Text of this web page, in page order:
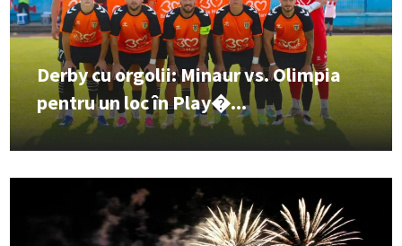
Derby cu orgolii: Minaur vs. Olimpia
pentru un loc în Play�...